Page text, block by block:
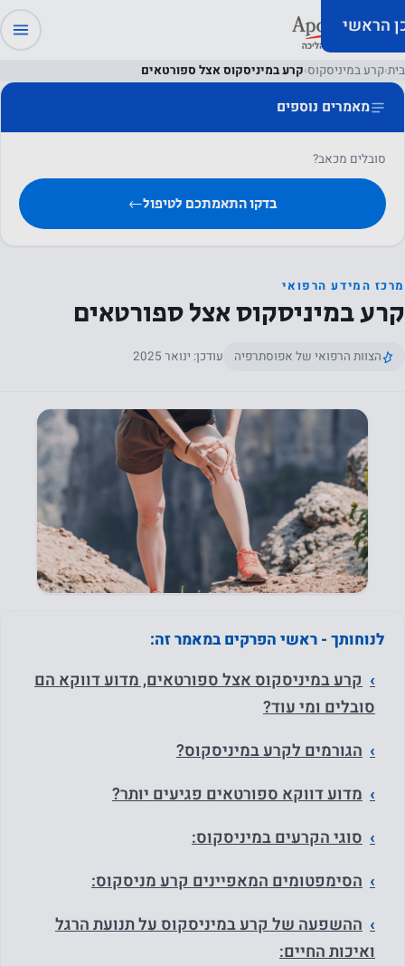
הראשי
בית›קרע במיניסקוס›קרע במיניסקוס אצל ספורטאים
מאמרים נוספים
סובלים מכאב?
בדקו התאמתכם לטיפול←
מרכז המידע הרפואי
קרע במיניסקוס אצל ספורטאים
הצוות הרפואי של אפוסתרפיה עודכן: ינואר 2025
לנוחותך - ראשי הפרקים במאמר זה:
קרע במיניסקוס אצל ספורטאים, מדוע דווקא הם
סובלים ומי עוד?
הגורמים לקרע במיניסקוס?
מדוע דווקא ספורטאים פגיעים יותר?
סוגי הקרעים במיניסקוס:
הסימפטומים המאפיינים קרע מניסקוס:
ההשפעה של קרע במיניסקוס על תנועת הרגל
ואיכות החיים: